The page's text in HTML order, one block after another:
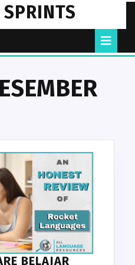
BELAJAR